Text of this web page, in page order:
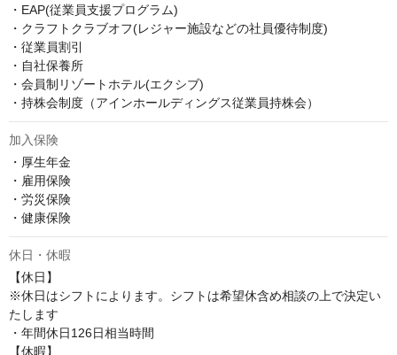
・EAP(従業員支援プログラム)
・クラフトクラブオフ(レジャー施設などの社員優待制度)
・従業員割引
・自社保養所
・会員制リゾートホテル(エクシブ)
・持株会制度（アインホールディングス従業員持株会）
加入保険
・厚生年金
・雇用保険
・労災保険
・健康保険
休日・休暇
【休日】
※休日はシフトによります。シフトは希望休含め相談の上で決定い
たします
・年間休日126日相当時間
【休暇】